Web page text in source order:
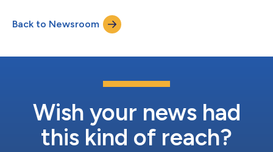
la crescita globale nell'ambito di una più ampia iniziativa di
trasformazione in tutta l'azienda. Con sede nel sud della
Back to Newsroom
Wish your news had
this kind of reach?